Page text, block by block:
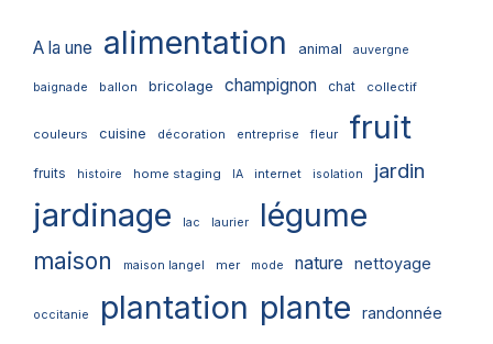
A la une alimentation animal auvergne
baignade ballon bricolage champignon chat collectif
couleurs cuisine décoration entreprise fleur fruit
fruits histoire home staging IA internet isolation jardin
jardinage lac laurier légume
maison maison langel mer mode nature nettoyage
occitanie plantation plante randonnée